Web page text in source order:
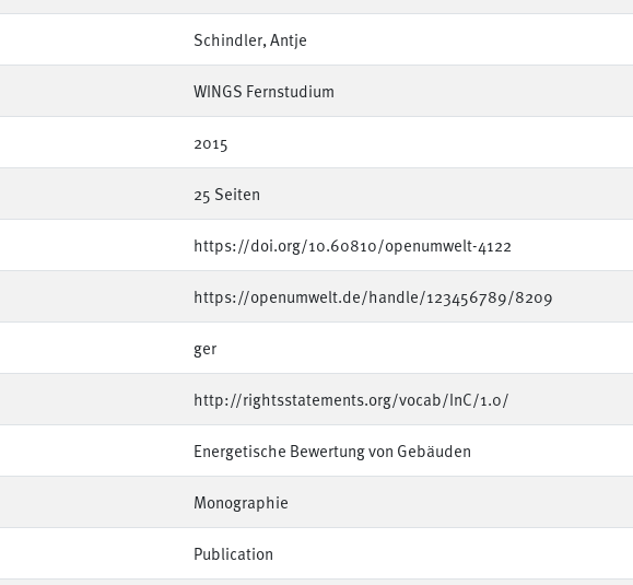
Schindler, Antje
WINGS Fernstudium
2015
25 Seiten
https://doi.org/10.60810/openumwelt-4122
https://openumwelt.de/handle/123456789/8209
ger
http://rightsstatements.org/vocab/InC/1.0/
Energetische Bewertung von Gebäuden
Monographie
Publication